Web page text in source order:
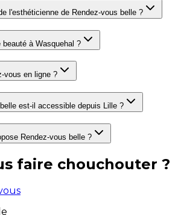
l'esthéticienne de Rendez-vous belle ?
à Wasquehal ?
vous en ligne ?
est-il accessible depuis Lille ?
Rendez-vous belle ?
faire chouchouter ?